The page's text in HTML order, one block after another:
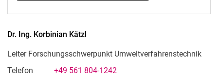
Dr. Ing. Korbinian Kätzl
Leiter Forschungsschwerpunkt Umweltverfahrenstechnik
Telefon
+49 561 804-1242